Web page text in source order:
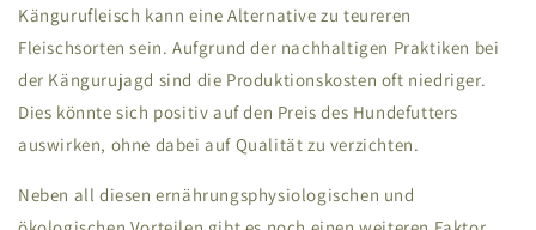
Kängurufleisch kann eine Alternative zu teureren
Fleischsorten sein. Aufgrund der nachhaltigen Praktiken bei
der Kängurujagd sind die Produktionskosten oft niedriger.
Dies könnte sich positiv auf den Preis des Hundefutters
auswirken, ohne dabei auf Qualität zu verzichten.
Neben all diesen ernährungsphysiologischen und